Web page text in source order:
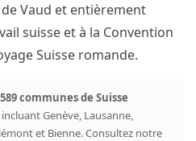
Vaud et entièrement
suisse et à la Convention
Suisse romande.
589 communes de Suisse
Genève, Lausanne,
et Bienne. Consultez notre